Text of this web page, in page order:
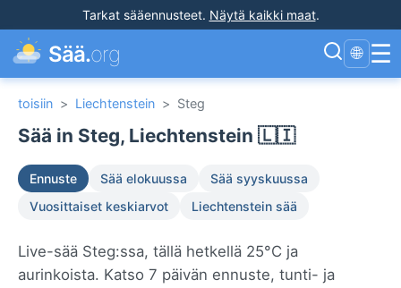
Tarkat sääennusteet. Näytä kaikki maat.
Sää.org 🌐 ☰
toisiin > Liechtenstein > Steg
Sää in Steg, Liechtenstein 🇱🇮
Ennuste Sää elokuussa
Sää syyskuussa
Vuosittaiset keskiarvot
Liechtenstein sää
Live-sää Steg:ssa, tällä hetkellä 25°C ja
aurinkoista. Katso 7 päivän ennuste, tunti- ja